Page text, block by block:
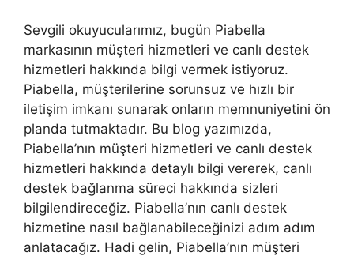
Sevgili okuyucularımız, bugün Piabella
markasının müşteri hizmetleri ve canlı destek
hizmetleri hakkında bilgi vermek istiyoruz.
Piabella, müşterilerine sorunsuz ve hızlı bir
iletişim imkanı sunarak onların memnuniyetini ön
planda tutmaktadır. Bu blog yazımızda,
Piabella’nın müşteri hizmetleri ve canlı destek
hizmetleri hakkında detaylı bilgi vererek, canlı
destek bağlanma süreci hakkında sizleri
bilgilendireceğiz. Piabella’nın canlı destek
hizmetine nasıl bağlanabileceğinizi adım adım
anlatacağız. Hadi gelin, Piabella’nın müşteri